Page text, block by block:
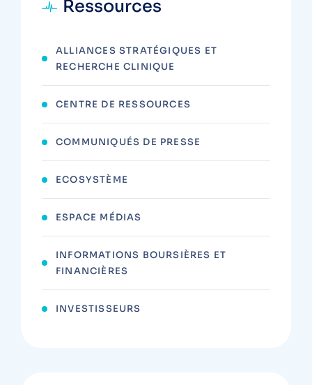
Ressources
ALLIANCES STRATÉGIQUES ET
RECHERCHE CLINIQUE
CENTRE DE RESSOURCES
COMMUNIQUÉS DE PRESSE
ECOSYSTÈME
ESPACE MÉDIAS
INFORMATIONS BOURSIÈRES ET
FINANCIÈRES
INVESTISSEURS